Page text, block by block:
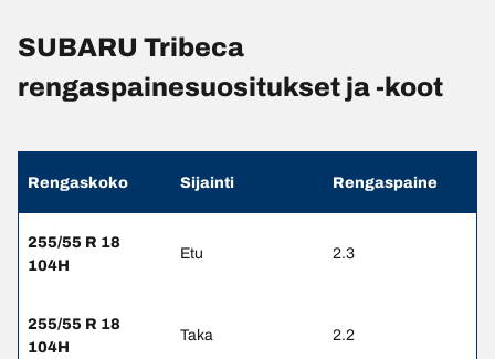
SUBARU Tribeca
rengaspainesuositukset ja -koot
Rengaskoko Sijainti Rengaspaine
255/55 R 18
104H
Etu 2.3
255/55 R 18
104H
Taka 2.2